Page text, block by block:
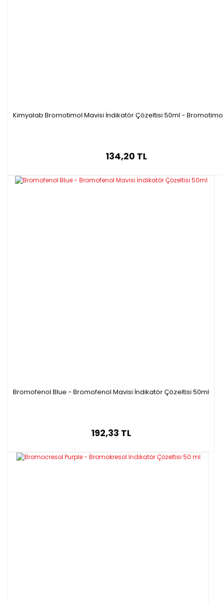
Kimyalab Bromotimol Mavisi İndikatör Çözeltisi 50ml -
134,20 TL
Bromofenol Blue - Bromofenol Mavisi İndikatör Çözeltisi 50ml
192,33 TL